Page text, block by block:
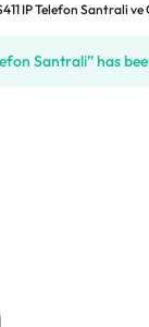
IP Telefon Santrali ve
Santrali” has